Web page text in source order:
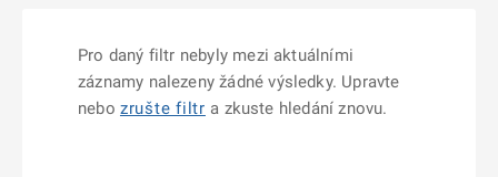
Pro daný filtr nebyly mezi aktuálními
záznamy nalezeny žádné výsledky. Upravte
nebo zrušte filtr a zkuste hledání znovu.